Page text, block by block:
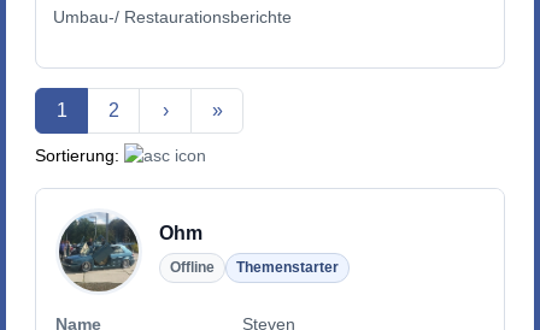
Umbau-/ Restaurationsberichte
Aktuelle Seite
1 2 › »
Sortierung:
Ohm
Offline Themenstarter
Name
Steven